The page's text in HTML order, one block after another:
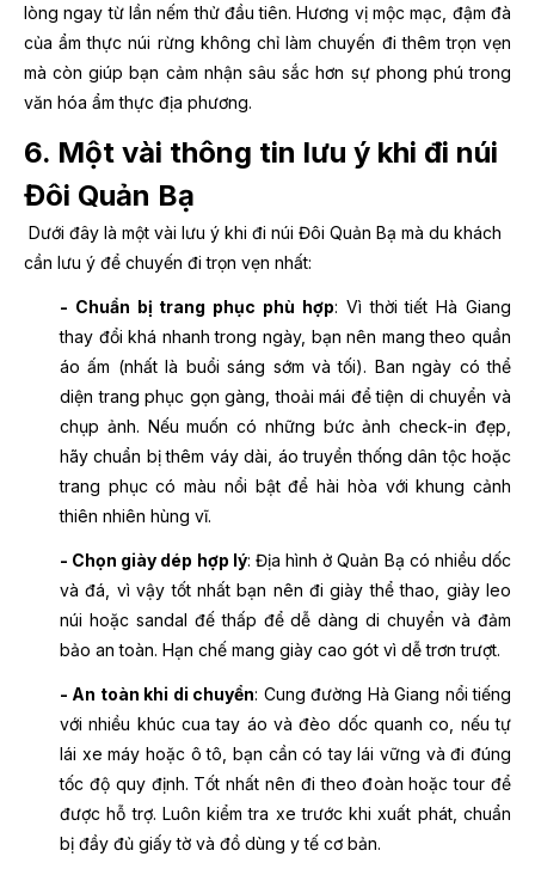
lòng ngay từ lần nếm thử đầu tiên. Hương vị mộc mạc, đậm đà
của ẩm thực núi rừng không chỉ làm chuyến đi thêm trọn vẹn
mà còn giúp bạn cảm nhận sâu sắc hơn sự phong phú trong
văn hóa ẩm thực địa phương.
6. Một vài thông tin lưu ý khi đi núi
Đôi Quản Bạ
Dưới đây là một vài lưu ý khi đi núi Đôi Quản Bạ mà du khách
cần lưu ý để chuyến đi trọn vẹn nhất:
- Chuẩn bị trang phục phù hợp: Vì thời tiết Hà Giang
thay đổi khá nhanh trong ngày, bạn nên mang theo quần
áo ấm (nhất là buổi sáng sớm và tối). Ban ngày có thể
diện trang phục gọn gàng, thoải mái để tiện di chuyển và
chụp ảnh. Nếu muốn có những bức ảnh check-in đẹp,
hãy chuẩn bị thêm váy dài, áo truyền thống dân tộc hoặc
trang phục có màu nổi bật để hài hòa với khung cảnh
thiên nhiên hùng vĩ.
- Chọn giày dép hợp lý: Địa hình ở Quản Bạ có nhiều dốc
và đá, vì vậy tốt nhất bạn nên đi giày thể thao, giày leo
núi hoặc sandal đế thấp để dễ dàng di chuyển và đảm
bảo an toàn. Hạn chế mang giày cao gót vì dễ trơn trượt.
- An toàn khi di chuyển: Cung đường Hà Giang nổi tiếng
với nhiều khúc cua tay áo và đèo dốc quanh co, nếu tự
lái xe máy hoặc ô tô, bạn cần có tay lái vững và đi đúng
tốc độ quy định. Tốt nhất nên đi theo đoàn hoặc tour để
được hỗ trợ. Luôn kiểm tra xe trước khi xuất phát, chuẩn
bị đầy đủ giấy tờ và đồ dùng y tế cơ bản.